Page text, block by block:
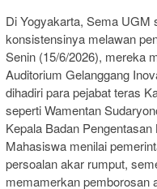
Di Yogyakarta, Sema UGM
konsistensinya melawan
Senin (15/6/2026), mereka
Auditorium Gelanggang
dihadiri para pejabat teras
seperti Wamentan
Kepala Badan
Mahasiswa menilai
persoalan akar rumput,
memamerkan pemborosan